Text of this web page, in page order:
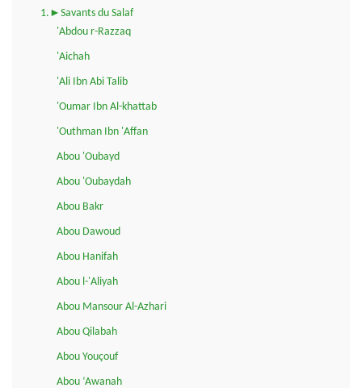
1.►Savants du Salaf
'Abdou r-Razzaq
'Aichah
'Ali Ibn Abi Talib
'Oumar Ibn Al-khattab
'Outhman Ibn 'Affan
Abou 'Oubayd
Abou 'Oubaydah
Abou Bakr
Abou Dawoud
Abou Hanifah
Abou l-'Aliyah
Abou Mansour Al-Azhari
Abou Qilabah
Abou Youçouf
Abou ‘Awanah